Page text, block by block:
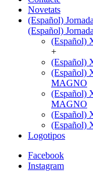
Novetats
(Español)
(Español)
(Español)
+
(Español)
(Español)
MAGNO
(Español)
MAGNO
(Español)
(Español)
Logotipos
Facebook
Instagram